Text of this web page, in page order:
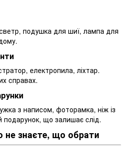
подушка для шиї, лампа для
електропила, ліхтар.
справах.
з написом, фоторамка, ніж із
подарунок, що залишає слід.
не знаєте, що обрати